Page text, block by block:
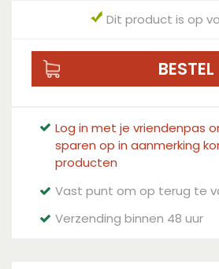
Dit product is op
Log in met je vriendenpas
sparen op in aanmerking
producten
Vast punt om op terug te
Verzending binnen 48 uur